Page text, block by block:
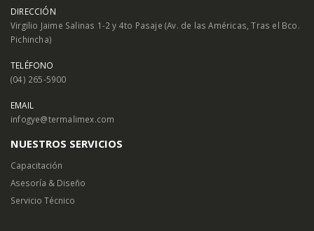
DIRECCIÓN
Virgilio Jaime Salinas 1-2 y 4to Pasaje (Av. de las Américas, Tras el Bco.
Pichincha)
TELÉFONO
(04) 265-5900
EMAIL
infogye@termalimex.com
NUESTROS SERVICIOS
Capacitación
Asesoría & Diseño
Servicio Técnico